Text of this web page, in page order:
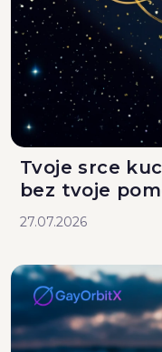
Tvoje srce
bez tvoje
27.07.2026